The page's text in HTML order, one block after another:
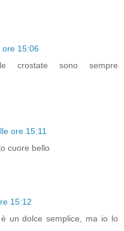
15:06
crostate sono sempre
ore 15:11
cuore bello
15:12
un dolce semplice, ma io lo